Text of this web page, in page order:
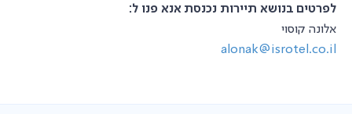
לפרטים בנושא תיירות נכנסת אנא פנו ל:
אלונה קוסוי
alonak@isrotel.co.il